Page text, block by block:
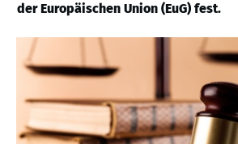
der Europäischen Union (EuG) fest.